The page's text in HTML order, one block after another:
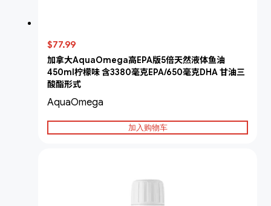
$77.99
加拿大AquaOmega高EPA版5倍天然液体鱼油
450ml柠檬味 含3380毫克EPA/650毫克DHA 甘油三
酸酯形式
AquaOmega
加入购物车